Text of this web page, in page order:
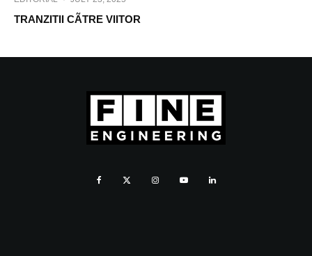
TRANZITII CÃTRE VIITOR